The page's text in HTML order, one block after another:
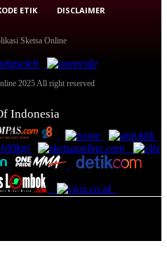
ETIK DISCLAIMER
Sketsa Online
2025 All right reserved
Indonesia